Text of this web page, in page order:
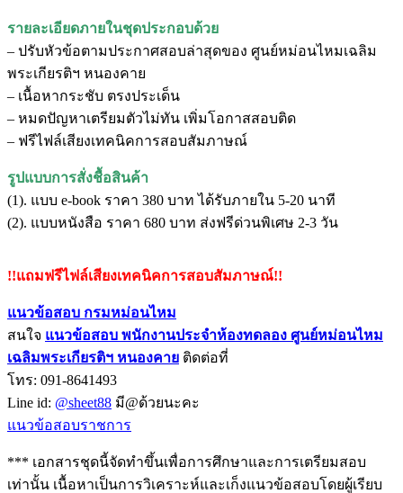
รายละเอียดภายในชุดประกอบด้วย
– ปรับหัวข้อตามประกาศสอบล่าสุดของ ศูนย์หม่อนไหมเฉลิม
พระเกียรติฯ หนองคาย
– เนื้อหากระชับ ตรงประเด็น
– หมดปัญหาเตรียมตัวไม่ทัน เพิ่มโอกาสสอบติด
– ฟรีไฟล์เสียงเทคนิคการสอบสัมภาษณ์
รูปแบบการสั่งชื้อสินค้า
(1). แบบ e-book ราคา 380 บาท ได้รับภายใน 5-20 นาที
(2). แบบหนังสือ ราคา 680 บาท ส่งฟรีด่วนพิเศษ 2-3 วัน
!!แถมฟรีไฟล์เสียงเทคนิคการสอบสัมภาษณ์!!
แนวข้อสอบ กรมหม่อนไหม
สนใจ แนวข้อสอบ พนักงานประจำห้องทดลอง ศูนย์หม่อนไหม
เฉลิมพระเกียรติฯ หนองคาย ติดต่อที่
โทร: 091-8641493
Line id: @sheet88 มี@ด้วยนะคะ
แนวข้อสอบราชการ
*** เอกสารชุดนี้จัดทำขึ้นเพื่อการศึกษาและการเตรียมสอบ
เท่านั้น เนื้อหาเป็นการวิเคราะห์และเก็งแนวข้อสอบโดยผู้เรียบ